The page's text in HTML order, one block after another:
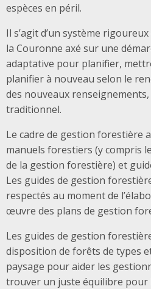
espèces en péril.
Il s’agit d’un système
la Couronne axé sur une
adaptative pour planifier,
planifier à nouveau selon le
des nouveaux
traditionnel.
Le cadre de gestion forestière
manuels forestiers (y compris
de la gestion forestière) et
Les guides de gestion
respectés au moment de
œuvre des plans de gestion
Les guides de gestion
disposition de forêts de types
paysage pour aider les
trouver un juste équilibre pour